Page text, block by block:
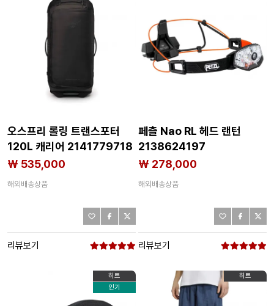
오스프리 롤링 트랜스포터
120L 캐리어 2141779718
₩ 535,000
해외배송상품
리뷰보기
페츨 Nao RL 헤드 랜턴
2138624197
₩ 278,000
해외배송상품
리뷰보기
히트
인기
히트